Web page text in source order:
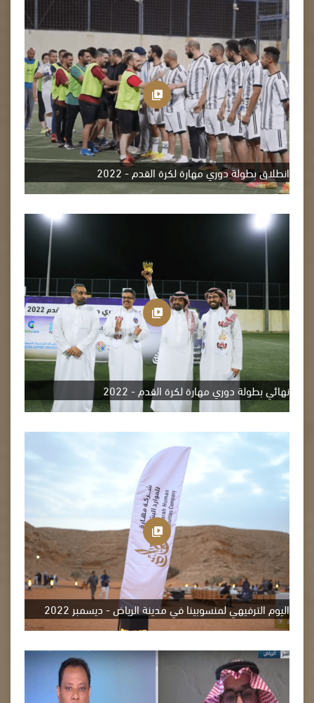
انطلاق بطولة دوري مهارة لكرة القدم - 2022
نهائي بطولة دوري مهارة لكرة القدم - 2022
اليوم الترفيهي لمنسوبينا في مدينة الرياض - ديسمبر 2022